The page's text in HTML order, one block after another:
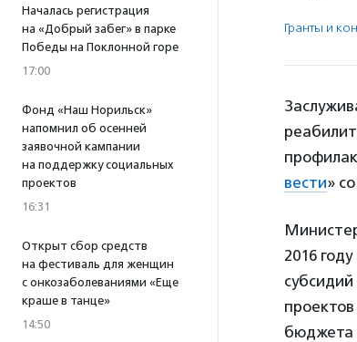
Началась регистрация
на «Добрый забег» в парке
Победы на Поклонной горе
17:00
Фонд «Наш Норильск»
напомнил об осенней
заявочной кампании
на поддержку социальных
проектов
16:31
Открыт сбор средств
на фестиваль для женщин
с онкозаболеваниями «Еще
краше в танце»
14:50
Гранты и
вести»
2016
бюджета